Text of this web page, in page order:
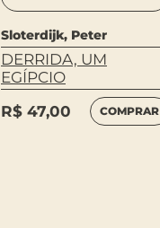
Sloterdijk, Peter
DERRIDA, UM
EGÍPCIO
R$ 47,00 COMPRAR